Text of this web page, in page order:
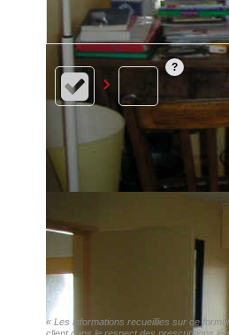
« Les informations recueillies sur ce